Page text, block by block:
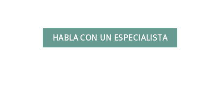
HABLA CON UN ESPECIALISTA